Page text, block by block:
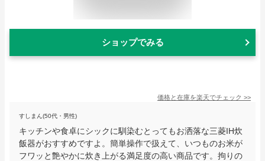
ショップでみる
価格と在庫を楽天でチェック >>
すしまん(50代・男性)
キッチンや食卓にシックに馴染むとってもお洒落な三菱IH炊
飯器がおすすめですよ。簡単操作で扱えて、いつものお米が
フワッと艶やかに炊き上がる満足度の高い商品です。拘りの